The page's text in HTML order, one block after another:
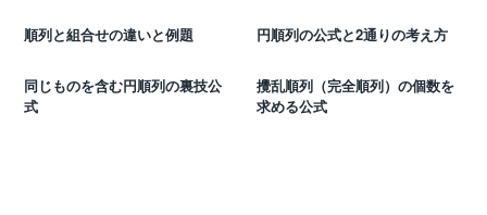
順列と組合せの違いと例題 円順列の公式と2通りの考え方
同じものを含む円順列の裏技公
式
攪乱順列（完全順列）の個数を
求める公式